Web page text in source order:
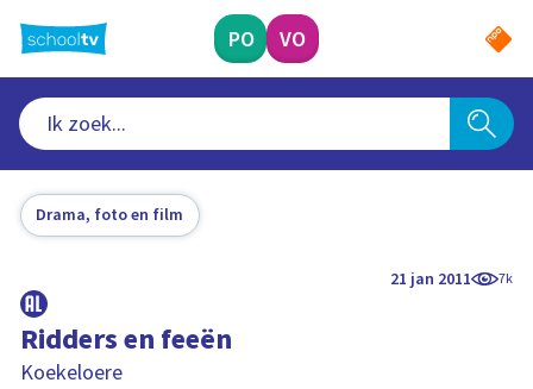
naar
hoofdinhoud
PO VO
Drama, foto en film
21 jan 2011 7k
Ridders en feeën
Koekeloere